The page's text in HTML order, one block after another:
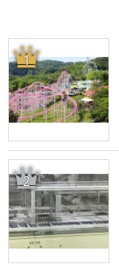
1
2